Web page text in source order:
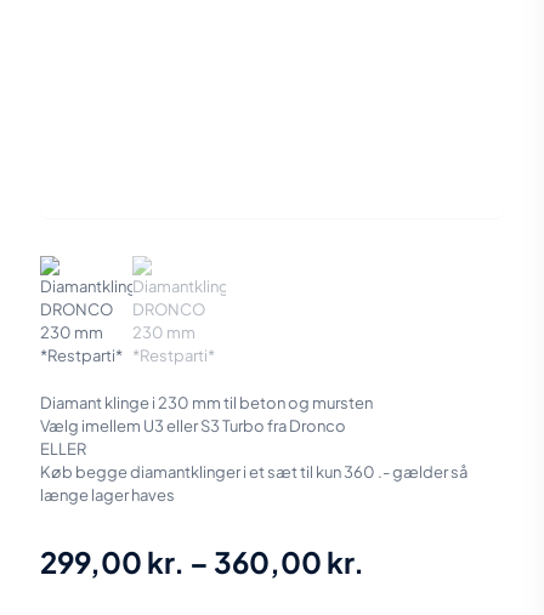
Diamant klinge i 230 mm til beton og mursten
Vælg imellem U3 eller S3 Turbo fra Dronco
ELLER
Køb begge diamantklinger i et sæt til kun 360 .- gælder så
længe lager haves
299,00 kr. – 360,00 kr.